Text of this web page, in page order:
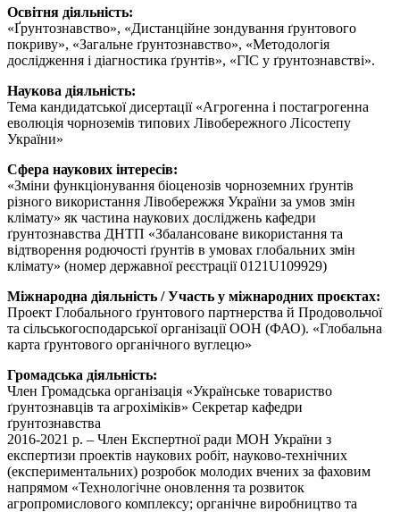
Освітня діяльність:
«Ґрунтознавство», «Дистанційне зондування ґрунтового
покриву», «Загальне ґрунтознавство», «Методологія
дослідження і діагностика ґрунтів», «ГІС у ґрунтознавстві».
Наукова діяльність:
Тема кандидатської дисертації «Агрогенна і постагрогенна
еволюція чорноземів типових Лівобережного Лісостепу
України»
Сфера наукових інтересів:
«Зміни функціонування біоценозів чорноземних ґрунтів
різного використання Лівобережжя України за умов змін
клімату» як частина наукових досліджень кафедри
ґрунтознавства ДНТП «Збалансоване використання та
відтворення родючості ґрунтів в умовах глобальних змін
клімату» (номер державної реєстрації 0121U109929)
Міжнародна діяльність / Участь у міжнародних проєктах:
Проект Глобального ґрунтового партнерства й Продовольчої
та сільськогосподарської організації ООН (ФАО). «Глобальна
карта ґрунтового органічного вуглецю»
Громадська діяльність:
Член Громадська організація «Українське товариство
ґрунтознавців та агрохіміків» Секретар кафедри
ґрунтознавства
2016-2021 р. – Член Експертної ради МОН України з
експертизи проектів наукових робіт, науково-технічних
(експериментальних) розробок молодих вчених за фаховим
напрямом «Технологічне оновлення та розвиток
агропромислового комплексу; органічне виробництво та